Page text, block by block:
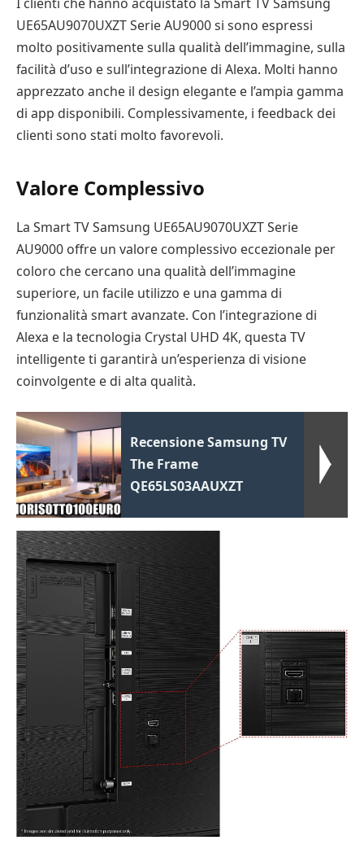
I clienti che hanno acquistato la Smart TV Samsung
UE65AU9070UXZT Serie AU9000 si sono espressi
molto positivamente sulla qualità dell’immagine, sulla
facilità d’uso e sull’integrazione di Alexa. Molti hanno
apprezzato anche il design elegante e l’ampia gamma
di app disponibili. Complessivamente, i feedback dei
clienti sono stati molto favorevoli.
Valore Complessivo
La Smart TV Samsung UE65AU9070UXZT Serie
AU9000 offre un valore complessivo eccezionale per
coloro che cercano una qualità dell’immagine
superiore, un facile utilizzo e una gamma di
funzionalità smart avanzate. Con l’integrazione di
Alexa e la tecnologia Crystal UHD 4K, questa TV
intelligente ti garantirà un’esperienza di visione
coinvolgente e di alta qualità.
Recensione Samsung TV
The Frame
QE65LS03AAUXZT